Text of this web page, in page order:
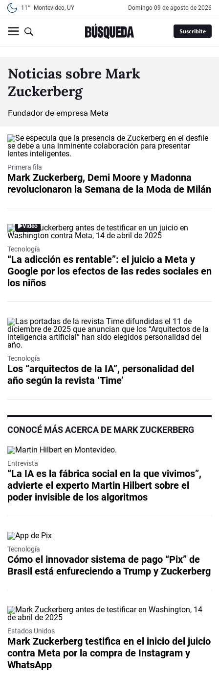
11° Montevideo, UY domingo 09 de agosto de 2026
Suscribite
Noticias sobre Mark
Zuckerberg
Fundador de empresa Meta
Primera fila
Mark Zuckerberg, Demi Moore y Madonna
revolucionaron la Semana de la Moda de Milán
Video
Tecnología
“La adicción es rentable”: el juicio a Meta y
Google por los efectos de las redes sociales en
los niños
Tecnología
Los “arquitectos de la IA”, personalidad del
año según la revista ‘Time’
CONOCÉ MÁS ACERCA DE MARK ZUCKERBERG
Entrevista
“La IA es la fábrica social en la que vivimos”,
advierte el experto Martin Hilbert sobre el
poder invisible de los algoritmos
Tecnología
Cómo el innovador sistema de pago “Pix” de
Brasil está enfureciendo a Trump y Zuckerberg
Estados Unidos
Mark Zuckerberg testifica en el inicio del juicio
contra Meta por la compra de Instagram y
WhatsApp